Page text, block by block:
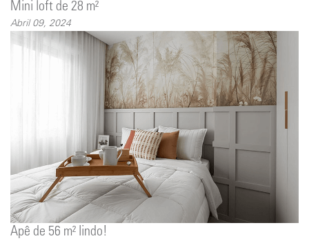
Mini loft de 28 m²
Abril 09, 2024
Apê de 56 m² lindo!